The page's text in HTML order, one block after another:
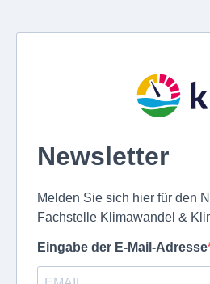
Newsletter
Melden Sie sich hier für den
Fachstelle Klimawandel &
Eingabe der E-Mail-Adresse